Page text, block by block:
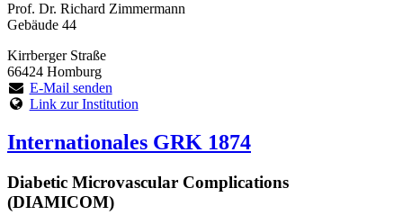
Prof. Dr. Richard Zimmermann
Gebäude 44
Kirrberger Straße
66424 Homburg
E-Mail senden
Link zur Institution
Internationales GRK 1874
Diabetic Microvascular Complications
(DIAMICOM)